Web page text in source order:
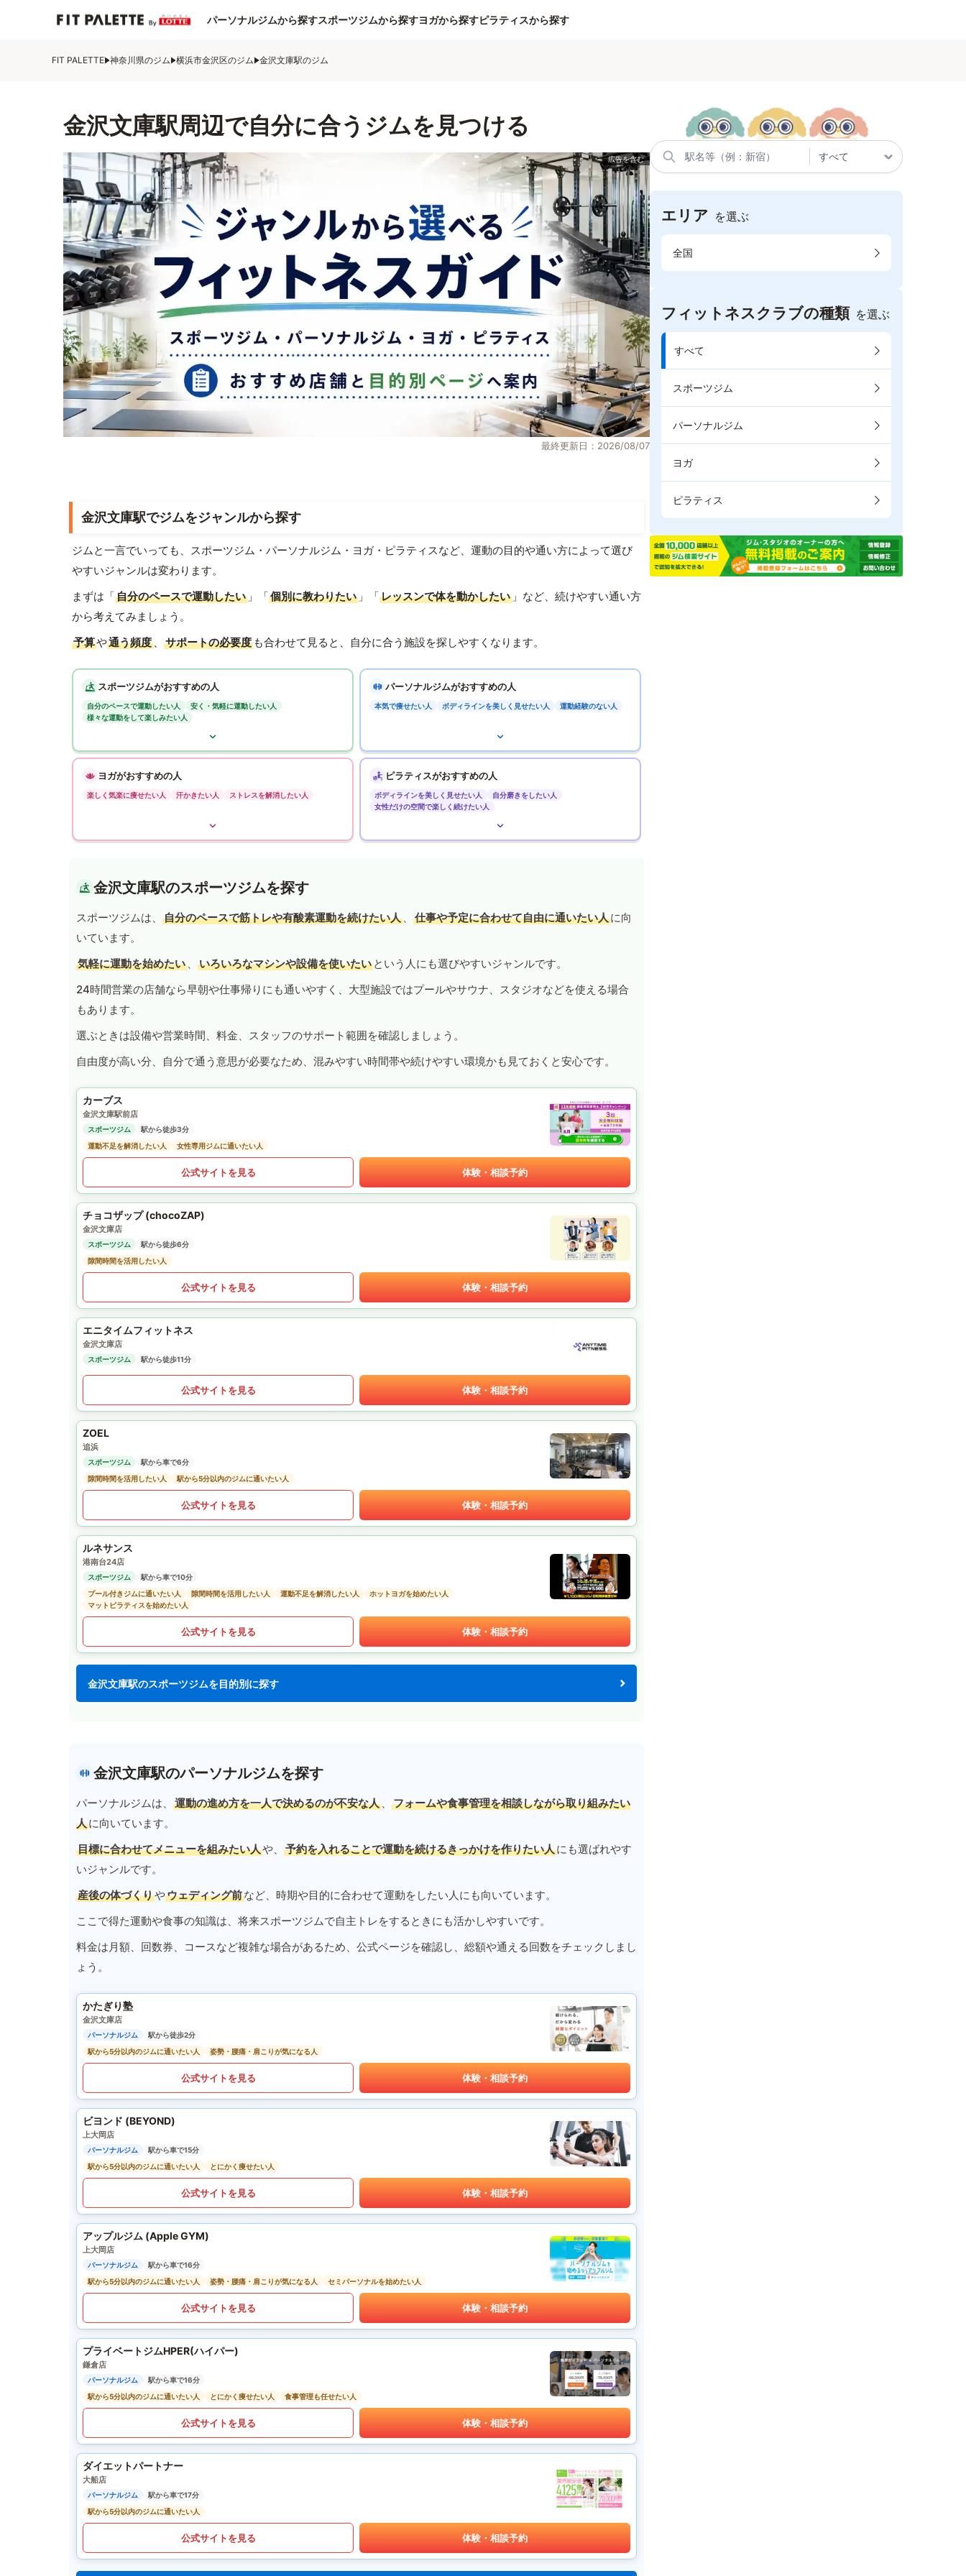
パーソナルジムから探すスポーツジムから探すヨガから探すピラティスから探す
FIT PALETTE 神奈川県のジム 横浜市金沢区のジム 金沢文庫駅のジム
金沢文庫駅周辺で自分に合うジムを見つける
最終更新日：2026/08/07
金沢文庫駅でジムをジャンルから探す
ジムと一言でいっても、スポーツジム・パーソナルジム・ヨガ・ピラティスなど、運動の目的や通い方によって選び
やすいジャンルは変わります。
まずは「自分のペースで運動したい 」「個別に教わりたい 」「レッスンで体を動かしたい 」など、続けやすい通い方
から考えてみましょう。
予算や通う頻度 、 サポートの必要度 も合わせて見ると、自分に合う施設を探しやすくなります。
スポーツジムがおすすめの人
自分のペースで運動したい人
安く・気軽に運動したい人
様々な運動をして楽しみたい人
パーソナルジムがおすすめの人
本気で痩せたい人 ボディラインを美しく見せたい人 運動経験のない人
ヨガがおすすめの人
楽しく気楽に痩せたい人 汗かきたい人 ストレスを解消したい人
ピラティスがおすすめの人
ボディラインを美しく見せたい人
自分磨きをしたい人
女性だけの空間で楽しく続けたい人
金沢文庫駅のスポーツジムを探す
スポーツジムは、 自分のペースで筋トレや有酸素運動を続けたい人 、 仕事や予定に合わせて自由に通いたい人に向
いています。
気軽に運動を始めたい 、 いろいろなマシンや設備を使いたい という人にも選びやすいジャンルです。
24時間営業の店舗なら早朝や仕事帰りにも通いやすく、大型施設ではプールやサウナ、スタジオなどを使える場合
もあります。
選ぶときは設備や営業時間、料金、スタッフのサポート範囲を確認しましょう。
自由度が高い分、自分で通う意思が必要なため、混みやすい時間帯や続けやすい環境かも見ておくと安心です。
カーブス
金沢文庫駅前店
スポーツジム
駅から徒歩3分
運動不足を解消したい人
女性専用ジムに通いたい人
公式サイトを見る 体験・相談予約
チョコザップ (chocoZAP)
金沢文庫店
スポーツジム
駅から徒歩6分
隙間時間を活用したい人
公式サイトを見る 体験・相談予約
エニタイムフィットネス
金沢文庫店
スポーツジム 駅から徒歩11分
公式サイトを見る 体験・相談予約
ZOEL
追浜
スポーツジム
駅から車で6分
隙間時間を活用したい人
駅から5分以内のジムに通いたい人
公式サイトを見る 体験・相談予約
ルネサンス
港南台24店
スポーツジム
駅から車で10分
プール付きジムに通いたい人
隙間時間を活用したい人 運動不足を解消したい人
ホットヨガを始めたい人
マットピラティスを始めたい人
公式サイトを見る 体験・相談予約
金沢文庫駅のスポーツジムを目的別に探す
金沢文庫駅のパーソナルジムを探す
パーソナルジムは、 運動の進め方を一人で決めるのが不安な人 、
フォームや食事管理を相談しながら取り組みたい
人に向いています。
目標に合わせてメニューを組みたい人や、 予約を入れることで運動を続けるきっかけを作りたい人にも選ばれやす
いジャンルです。
産後の体づくりやウェディング前など、時期や目的に合わせて運動をしたい人にも向いています。
ここで得た運動や食事の知識は、将来スポーツジムで自主トレをするときにも活かしやすいです。
料金は月額、回数券、コースなど複雑な場合があるため、公式ページを確認し、総額や通える回数をチェックしまし
ょう。
かたぎり塾
金沢文庫店
パーソナルジム
駅から徒歩2分
駅から5分以内のジムに通いたい人
姿勢・腰痛・肩こりが気になる人
公式サイトを見る 体験・相談予約
ビヨンド (BEYOND)
上大岡店
パーソナルジム
駅から車で15分
駅から5分以内のジムに通いたい人
とにかく痩せたい人
公式サイトを見る 体験・相談予約
アップルジム (Apple GYM)
上大岡店
パーソナルジム
駅から車で16分
駅から5分以内のジムに通いたい人
姿勢・腰痛・肩こりが気になる人 セミパーソナルを始めたい人
公式サイトを見る 体験・相談予約
プライベートジムHPER(ハイパー)
鎌倉店
パーソナルジム
駅から車で16分
駅から5分以内のジムに通いたい人
とにかく痩せたい人 食事管理も任せたい人
公式サイトを見る 体験・相談予約
ダイエットパートナー
大船店
パーソナルジム
駅から車で17分
駅から5分以内のジムに通いたい人
公式サイトを見る 体験・相談予約
エリア を選ぶ
全国
フィットネスクラブの種類 を選ぶ
すべて
スポーツジム
パーソナルジム
ヨガ
ピラティス